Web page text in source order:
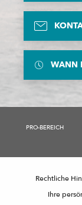
WANN
PRO-BEREICH
Rechtliche
Ihre